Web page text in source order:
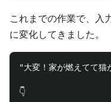
これまでの作業で、入
に変化してきました。
"大変！家が燃えてて猫
👇